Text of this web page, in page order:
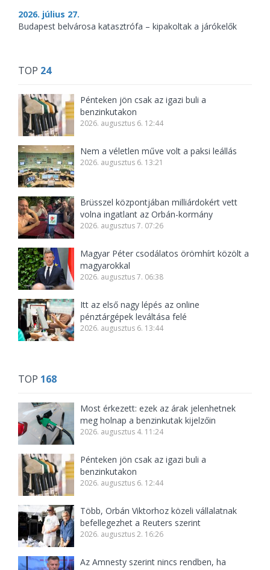
2026. július 27.
Budapest belvárosa katasztrófa – kipakoltak a járókelők
TOP 24
Pénteken jön csak az igazi buli a
benzinkutakon
2026. augusztus 6. 12:44
Nem a véletlen műve volt a paksi leállás
2026. augusztus 6. 13:21
Brüsszel központjában milliárdokért vett
volna ingatlant az Orbán-kormány
2026. augusztus 7. 07:26
Magyar Péter csodálatos örömhírt közölt a
magyarokkal
2026. augusztus 7. 06:38
Itt az első nagy lépés az online
pénztárgépek leváltása felé
2026. augusztus 6. 13:44
TOP 168
Most érkezett: ezek az árak jelenhetnek
meg holnap a benzinkutak kijelzőin
2026. augusztus 4. 11:24
Pénteken jön csak az igazi buli a
benzinkutakon
2026. augusztus 6. 12:44
Több, Orbán Viktorhoz közeli vállalatnak
befellegezhet a Reuters szerint
2026. augusztus 2. 16:26
Az Amnesty szerint nincs rendben, ha